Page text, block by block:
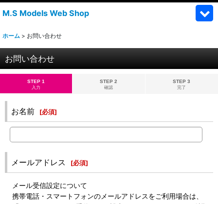
M.S Models Web Shop
ホーム > お問い合わせ
お問い合わせ
STEP 1
入力
STEP 2
確認
STEP 3
完了
お名前 [必須]
メールアドレス [必須]
メール受信設定について
携帯電話・スマートフォンのメールアドレスをご利用場合は、